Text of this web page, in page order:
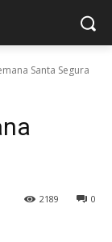
Santa Segura
0
2189